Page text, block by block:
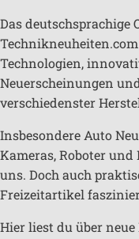
Das deutschsprachige
Technologien,
Neuerscheinungen
verschiedenster
Insbesondere Auto
Kameras, Roboter
uns. Doch auch
Freizeitartikel
Hier liest du über